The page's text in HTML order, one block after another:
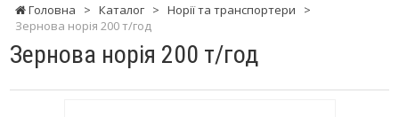
Головна > Каталог > Норії та транспортери
>
Зернова норія 200 т/год
Зернова норія 200 т/год